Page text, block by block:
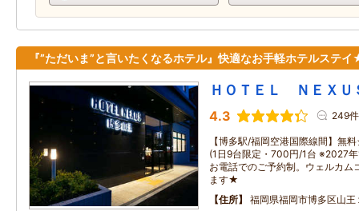
『”ただいま”と言いたくなるホテル』快適なお手軽ホテルステ
ＨＯＴＥＬ ＮＥＸ
4.3 249件
【博多駅/福岡空港国際線間】無
(1日9台限定・700円/1台 ※2027
お電話でのご予約制。ウェルカム
ます★
住所
福岡県福岡市博多区山